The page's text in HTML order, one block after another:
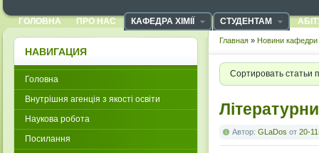
ГОЛОВНА ПРО НАС КАФЕДРА ХІМІЇ СТУДЕНТАМ
Главная » Новини кафедри
Сортировать статьи
Автор: GLaDos от 20-
НАВИГАЦИЯ
Головна
Внутрішня агенція з якості освіти
Наукова робота
Посилання